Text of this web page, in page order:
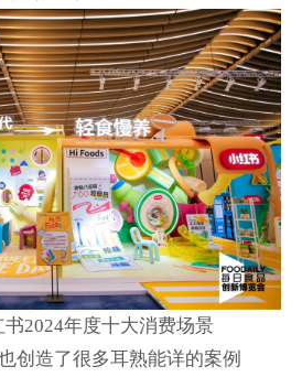
2024年度十大消费场景
创造了很多耳熟能详的案例